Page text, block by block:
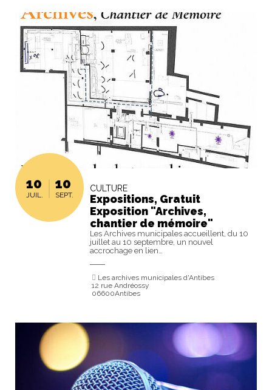
10
JUIL.
10
SEPT.
CULTURE
Expositions, Gratuit
Exposition "Archives,
chantier de mémoire"
Les Archives municipales accueillent, du 10
juillet au 10 septembre, un nouvel
accrochage en lien…
Les archives municipales d'Antibes
12 rue Andréossy
06600Antibes